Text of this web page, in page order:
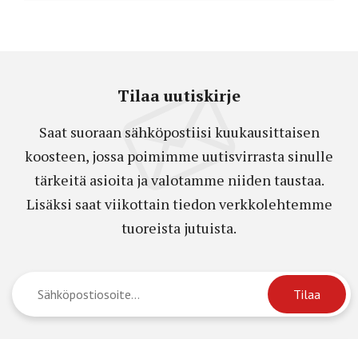
Tilaa uutiskirje
Saat suoraan sähköpostiisi kuukausittaisen
koosteen, jossa poimimme uutisvirrasta sinulle
tärkeitä asioita ja valotamme niiden taustaa.
Lisäksi saat viikottain tiedon verkkolehtemme
tuoreista jutuista.